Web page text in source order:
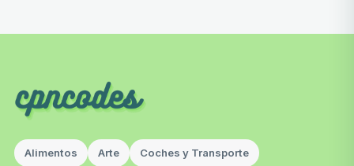
Alimentos Arte Coches y Transporte